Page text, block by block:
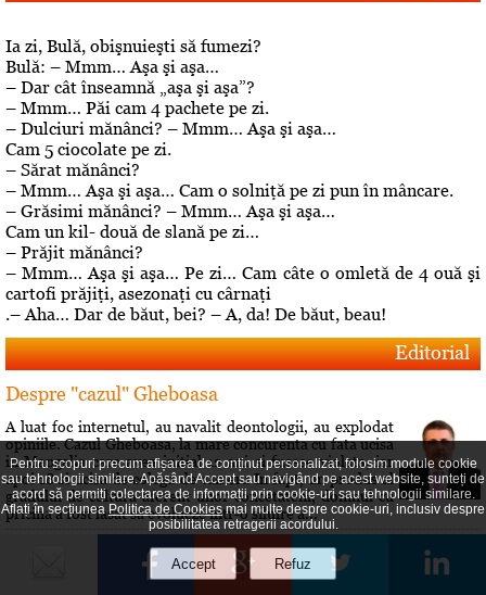
Ia zi, Bulă, obişnuieşti să fumezi?
Bulă: – Mmm… Aşa şi aşa…
– Dar cât înseamnă „aşa şi aşa”?
– Mmm… Păi cam 4 pachete pe zi.
– Dulciuri mănânci? – Mmm… Aşa şi aşa…
Cam 5 ciocolate pe zi.
– Sărat mănânci?
– Mmm… Aşa şi aşa… Cam o solniţă pe zi pun în mâncare.
– Grăsimi mănânci? – Mmm… Aşa şi aşa…
Cam un kil- două de slană pe zi…
– Prăjit mănânci?
– Mmm… Aşa şi aşa… Pe zi… Cam câte o omletă de 4 ouă şi
cartofi prăjiţi, asezonaţi cu cârnaţi
.– Aha… Dar de băut, bei? – A, da! De băut, beau!
Editorial
Despre "cazul" Gheboasa
A luat foc internetul, au navalit deontologii, au explodat
opiniile. Cazul Gheboasa, la mare concurenta cu fata ucisa
in Mangalia care avea initial 12 ani si fusese violata, iar
apoi 18 si ucisa de colega de camera In fapt, un produs al
gradului de cultura aferent unor concetateni, domnul cu
pricina a fost lasat sa evolueze intr-o siluire a...
Roberta vs Volo! Game, set: Roberta! Partida încă se
Pentru scopuri precum afișarea de conținut personalizat, folosim module cookie
sau tehnologii similare. Apăsând Accept sau navigând pe acest website, sunteți de
acord să permiți colectarea de informații prin cookie-uri sau tehnologii similare.
Aflați în secțiuneaPolitica de Cookiesmai multe despre cookie-uri, inclusiv despre
posibilitatea retragerii acordului.